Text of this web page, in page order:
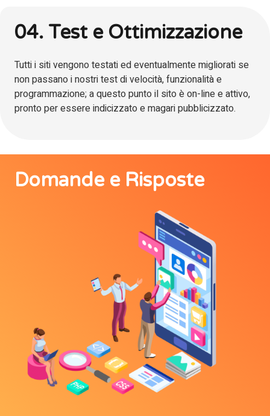
04. Test e Ottimizzazione
Tutti i siti vengono testati ed eventualmente migliorati se
non passano i nostri test di velocità, funzionalità e
programmazione; a questo punto il sito è on-line e attivo,
pronto per essere indicizzato e magari pubblicizzato.
Domande e Risposte